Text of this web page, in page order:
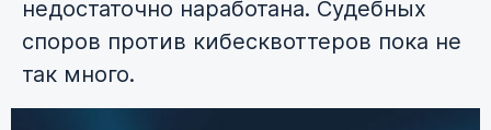
недостаточно наработана. Судебных
споров против кибесквоттеров пока не
так много.